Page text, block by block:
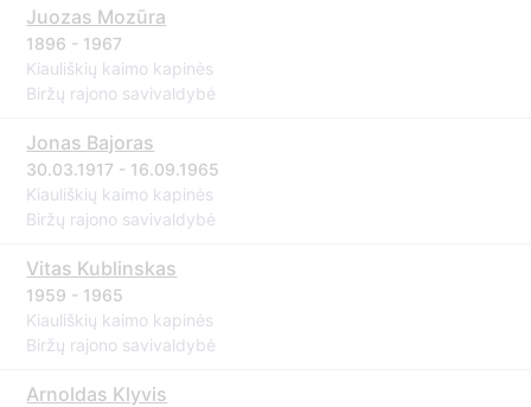
Juozas Mozūra
1896 - 1967
Kiauliškių kaimo kapinės
Biržų rajono savivaldybė
Jonas Bajoras
30.03.1917 - 16.09.1965
Kiauliškių kaimo kapinės
Biržų rajono savivaldybė
Vitas Kublinskas
1959 - 1965
Kiauliškių kaimo kapinės
Biržų rajono savivaldybė
Arnoldas Klyvis